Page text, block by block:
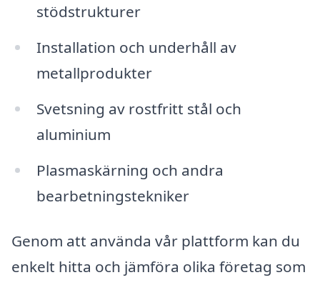
stödstrukturer
Installation och underhåll av
metallprodukter
Svetsning av rostfritt stål och
aluminium
Plasmaskärning och andra
bearbetningstekniker
Genom att använda vår plattform kan du
enkelt hitta och jämföra olika företag som